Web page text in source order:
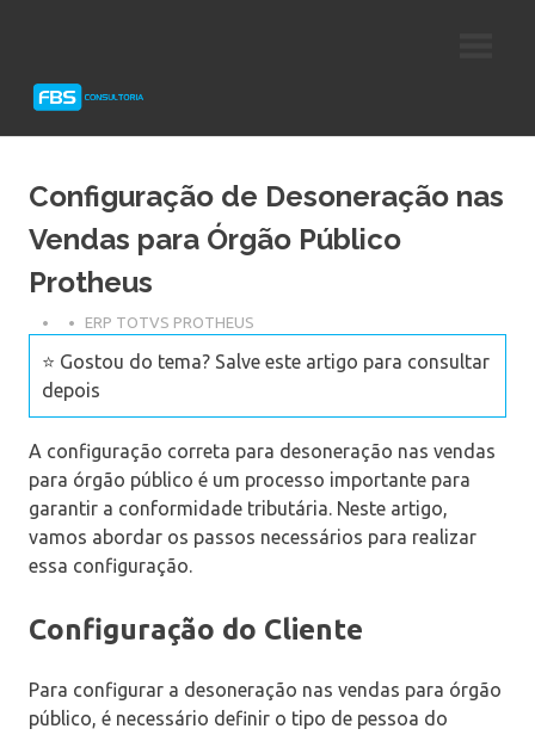
Protheus
Configuração de Desoneração nas
Vendas para Órgão Público
Protheus
ERP TOTVS PROTHEUS
⭐ Gostou do tema? Salve este artigo para consultar
depois
A configuração correta para desoneração nas vendas
para órgão público é um processo importante para
garantir a conformidade tributária. Neste artigo,
vamos abordar os passos necessários para realizar
essa configuração.
Configuração do Cliente
Para configurar a desoneração nas vendas para órgão
público, é necessário definir o tipo de pessoa do